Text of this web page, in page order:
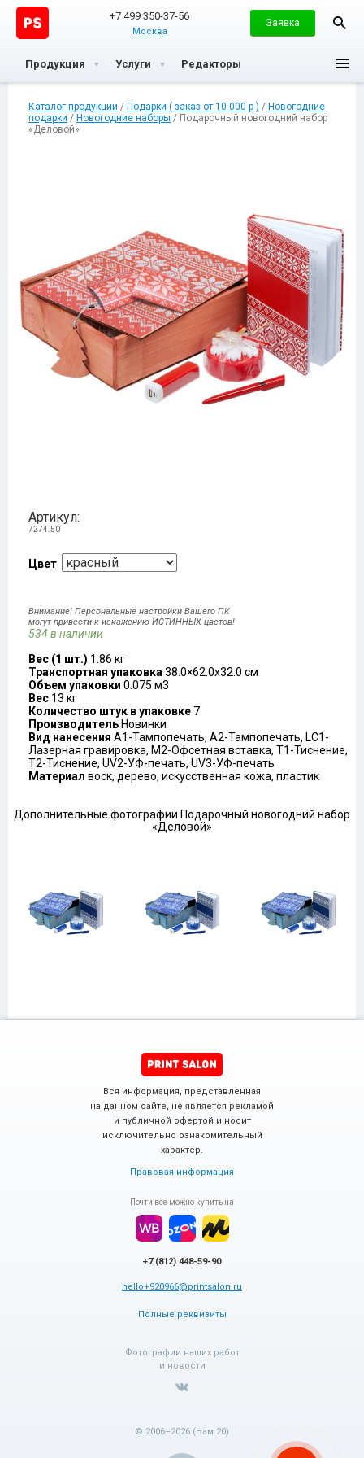
+7 499 350-37-56
Москва
Заявка
Продукция Услуги Редакторы
Каталог продукции / Подарки ( заказ от 10 000 р ) / Новогодние
подарки / Новогодние наборы / Подарочный новогодний набор
«Деловой»
Артикул:
7274.50
Цвет
Внимание! Персональные настройки Вашего ПК
могут привести к искажению ИСТИННЫХ цветов!
534 в наличии
Вес (1 шт.) 1.86 кг
Транспортная упаковка 38.0×62.0x32.0 см
Объем упаковки 0.075 м3
Вес 13 кг
Количество штук в упаковке 7
Производитель Новинки
Вид нанесения A1-Тампопечать, A2-Тампопечать, LC1-
Лазерная гравировка, M2-Офсетная вставка, T1-Тиснение,
T2-Тиснение, UV2-УФ-печать, UV3-УФ-печать
Материал воск, дерево, искусственная кожа, пластик
Дополнительные фотографии Подарочный новогодний набор
«Деловой»
Вся информация, представленная
на данном сайте, не является рекламой
и публичной офертой и носит
исключительно ознакомительный
характер.
Правовая информация
Почти все можно купить на
+7 (812) 448-59-90
hello+920966@printsalon.ru
Полные реквизиты
Фотографии наших работ
и новости
© 2006–2026 (Нам 20)